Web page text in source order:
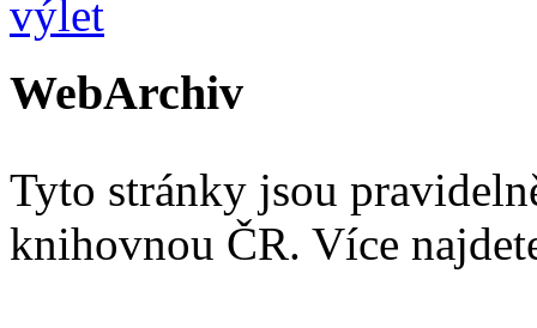
WebArchiv
Tyto stránky jsou
knihovnou ČR. Více